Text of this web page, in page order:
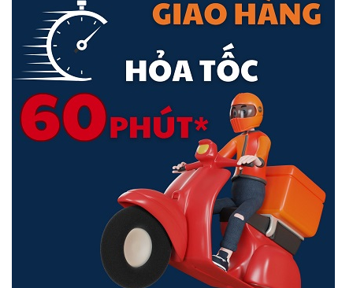
Ốp lưng kèm bàn phím Zagg Pro Keys dễ dàng kết nối với thiết bị
thông qua Bluetooth cùng với Khả năng bật / tắt giữa hai thiết bị
cùng một lúc và cho phép chuyển đổi qua lại ngay lập tức vô cùng
Bạn cũng có thể tháo gỡ ốp lưng và bàn phím ra một cách dễ dàng
phù hợp cho nhiều nhu cầu sử dụng khác nhau.
Ngoài ra Zagg Pro Keys còn tích hợp giá đỡ và nắp gắn từ tính giúp
giữ và bảo vệ Apple Pencil.